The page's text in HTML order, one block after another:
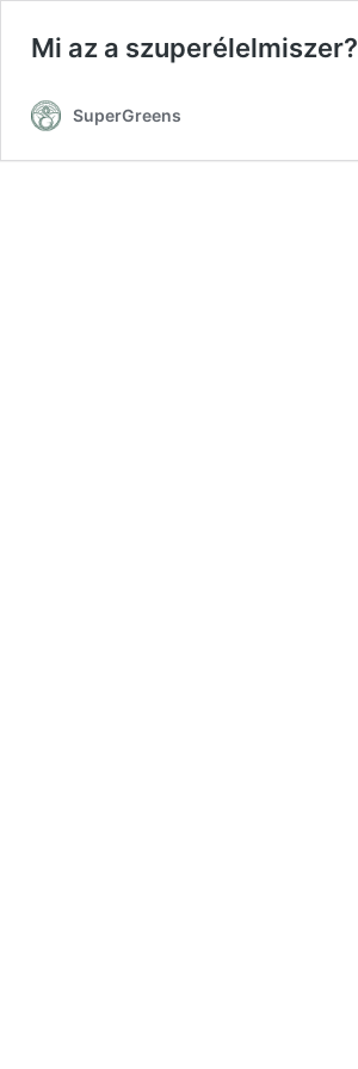
Mi az a szuperélelmiszer?
SuperGreens